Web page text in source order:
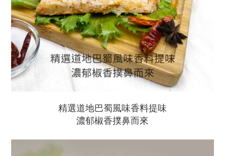
精選道地巴蜀風味香料提味
濃郁椒香撲鼻而來